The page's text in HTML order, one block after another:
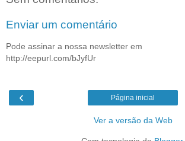
Enviar um comentário
Pode assinar a nossa newsletter em
http://eepurl.com/bJyfUr
‹ Página inicial
Ver a versão da Web